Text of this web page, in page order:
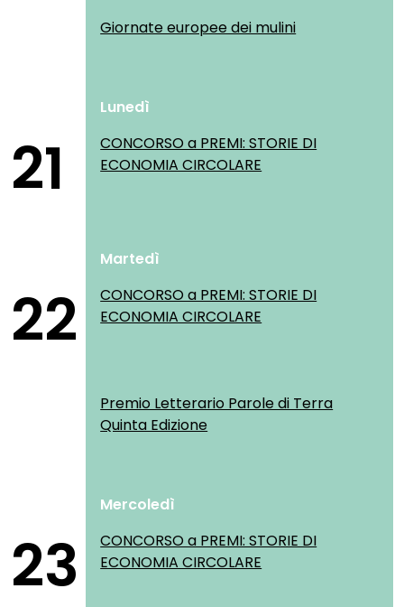
Giornate europee dei mulini
21
Lunedì
CONCORSO a PREMI: STORIE DI
ECONOMIA CIRCOLARE
22
Martedì
CONCORSO a PREMI: STORIE DI
ECONOMIA CIRCOLARE
Premio Letterario Parole di Terra
Quinta Edizione
23
Mercoledì
CONCORSO a PREMI: STORIE DI
ECONOMIA CIRCOLARE